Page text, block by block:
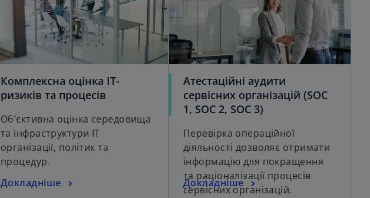
Комплексна оцінка ІТ-
ризиків та процесів
Об’єктивна оцінка середовища
та інфраструктури ІТ
організації, політик та
процедур.
Докладніше
Атестаційні аудити
сервісних організацій (SOC
1, SOC 2, SOC 3)
Перевірка операційної
діяльності дозволяє отримати
інформацію для покращення
та раціоналізації процесів
сервісних організацій.
Докладніше